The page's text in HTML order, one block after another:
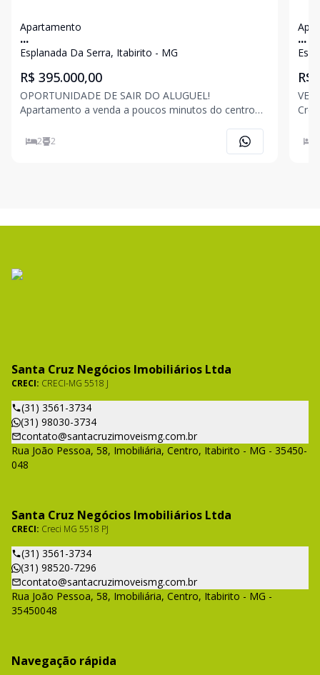
Apartamento
...
Esplanada Da Serra, Itabirito - MG
R$ 395.000,00
OPORTUNIDADE DE SAIR DO ALUGUEL!
Apartamento a venda a poucos minutos do centro
02 quartos sendo uma suíte; - Sala de estar; -
2 2
...
R$
Creci PJ 5518
Santa Cruz Negócios Imobiliários Ltda
CRECI: CRECI-MG 5518 J
(31) 3561-3734
(31) 98030-3734
contato@santacruzimoveismg.com.br
Rua João Pessoa, 58, Imobiliária, Centro, Itabirito - MG - 35450-
048
Santa Cruz Negócios Imobiliários Ltda
CRECI: Creci MG 5518 PJ
(31) 3561-3734
(31) 98520-7296
contato@santacruzimoveismg.com.br
Rua João Pessoa, 58, Imobiliária, Centro, Itabirito - MG -
35450048
Navegação rápida